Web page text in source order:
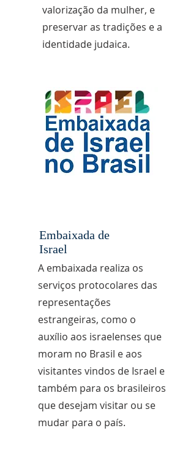
valorização da mulher, e
preservar as tradições e a
identidade judaica.
Embaixada de
Israel
A embaixada realiza os
serviços protocolares das
representações
estrangeiras, como o
auxílio aos israelenses que
moram no Brasil e aos
visitantes vindos de Israel e
também para os brasileiros
que desejam visitar ou se
mudar para o país.